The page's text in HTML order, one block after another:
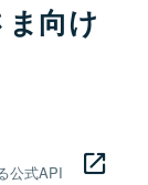
向け
公式API